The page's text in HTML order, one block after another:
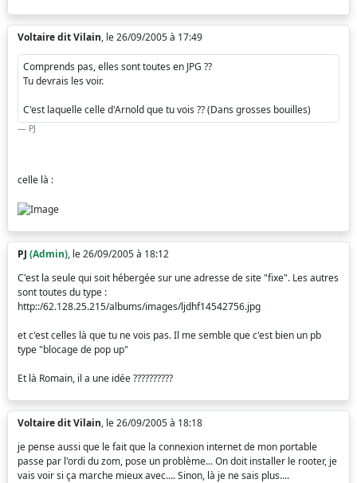
Voltaire dit Vilain, le 26/09/2005 à 17:49
Comprends pas, elles sont toutes en JPG ??
Tu devrais les voir.
C'est laquelle celle d'Arnold que tu vois ?? (Dans grosses bouilles)
PJ
celle là :
PJ (Admin), le 26/09/2005 à 18:12
C'est la seule qui soit hébergée sur une adresse de site "fixe". Les autres
sont toutes du type :
http::/62.128.25.215/albums/images/ljdhf14542756.jpg
et c'est celles là que tu ne vois pas. Il me semble que c'est bien un pb
type "blocage de pop up"
Et là Romain, il a une idée ??????????
Voltaire dit Vilain, le 26/09/2005 à 18:18
je pense aussi que le fait que la connexion internet de mon portable
passe par l'ordi du zom, pose un problème... On doit installer le rooter, je
vais voir si ça marche mieux avec.... Sinon, là je ne sais plus....